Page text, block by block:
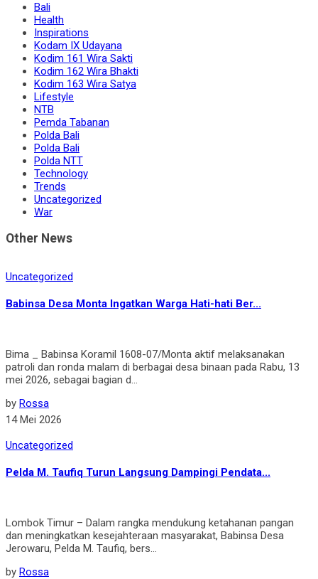
Bali
Health
Inspirations
Kodam IX Udayana
Kodim 161 Wira Sakti
Kodim 162 Wira Bhakti
Kodim 163 Wira Satya
Lifestyle
NTB
Pemda Tabanan
Polda Bali
Polda Bali
Polda NTT
Technology
Trends
Uncategorized
War
Other News
Uncategorized
Babinsa Desa Monta Ingatkan Warga Hati-hati Ber...
Bima _ Babinsa Koramil 1608-07/Monta aktif melaksanakan
patroli dan ronda malam di berbagai desa binaan pada Rabu, 13
mei 2026, sebagai bagian d...
by Rossa
14 Mei 2026
Uncategorized
Pelda M. Taufiq Turun Langsung Dampingi Pendata...
Lombok Timur – Dalam rangka mendukung ketahanan pangan
dan meningkatkan kesejahteraan masyarakat, Babinsa Desa
Jerowaru, Pelda M. Taufiq, bers...
by Rossa